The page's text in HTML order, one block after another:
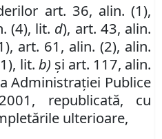
art. 36, alin. (1),
(4), lit. d), art. 43, alin.
art. 61, alin. (2), alin.
lit. b) şi art. 117, alin.
Administraţiei Publice
republicată, cu
ulterioare,